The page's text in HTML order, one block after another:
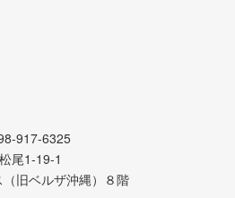
917-6325
尾1-19-1
旧ベルザ沖縄）８階